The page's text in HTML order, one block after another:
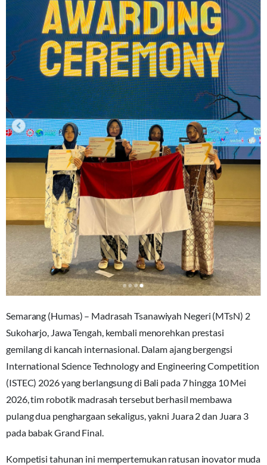
Semarang (Humas) – Madrasah Tsanawiyah Negeri (MTsN) 2
Sukoharjo, Jawa Tengah, kembali menorehkan prestasi
gemilang di kancah internasional. Dalam ajang bergengsi
International Science Technology and Engineering Competition
(ISTEC) 2026 yang berlangsung di Bali pada 7 hingga 10 Mei
2026, tim robotik madrasah tersebut berhasil membawa
pulang dua penghargaan sekaligus, yakni Juara 2 dan Juara 3
pada babak Grand Final.
Kompetisi tahunan ini mempertemukan ratusan inovator muda